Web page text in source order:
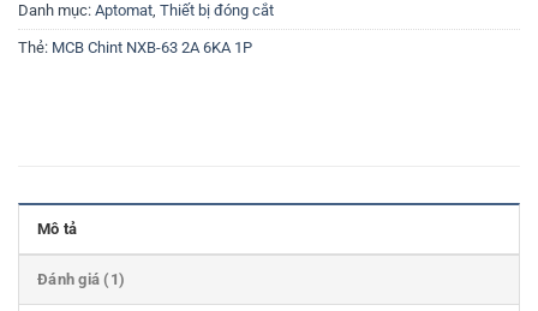
Danh mục: Aptomat, Thiết bị đóng cắt
Thẻ: MCB Chint NXB-63 2A 6KA 1P
Mô tả
Đánh giá (1)